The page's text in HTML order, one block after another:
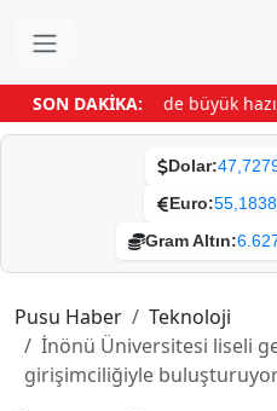
SON DAKİKA:
için 9 günde büyük
Dolar:
Euro:55,1838
Gram Altın:
Pusu Haber
Teknoloji
İnönü Üniversitesi liseli
girişimciliğiyle